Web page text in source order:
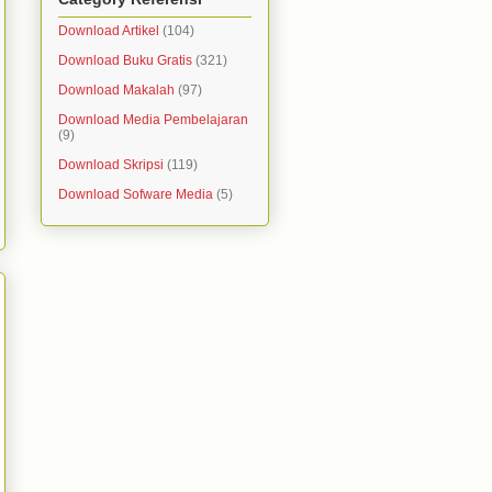
Download Artikel (104)
Download Buku Gratis (321)
Download Makalah (97)
Download Media Pembelajaran
(9)
Download Skripsi (119)
Download Sofware Media (5)